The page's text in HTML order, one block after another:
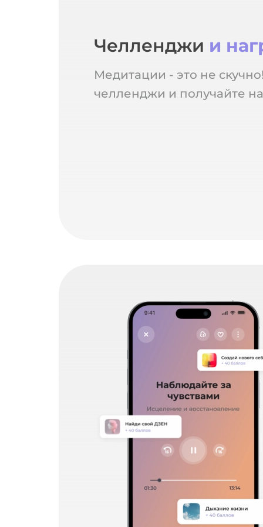
Челленджи и
Медитации - это не
челленджи и получайте